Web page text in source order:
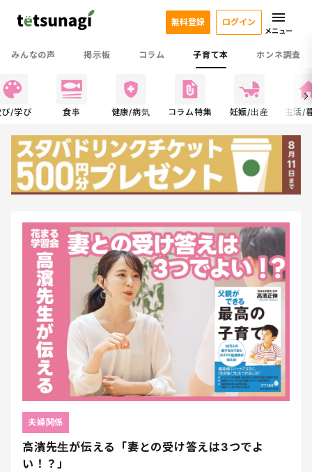
みんなの声 掲示板 コラム 子育て本 ホンネ調査
無料登録 ログイン
メニュー
び/学び 食事 健康/病気 コラム特集 妊娠/出産 生活/
高濱先生が伝える「妻との受け答えは3つでよ
い！？」
夫婦関係